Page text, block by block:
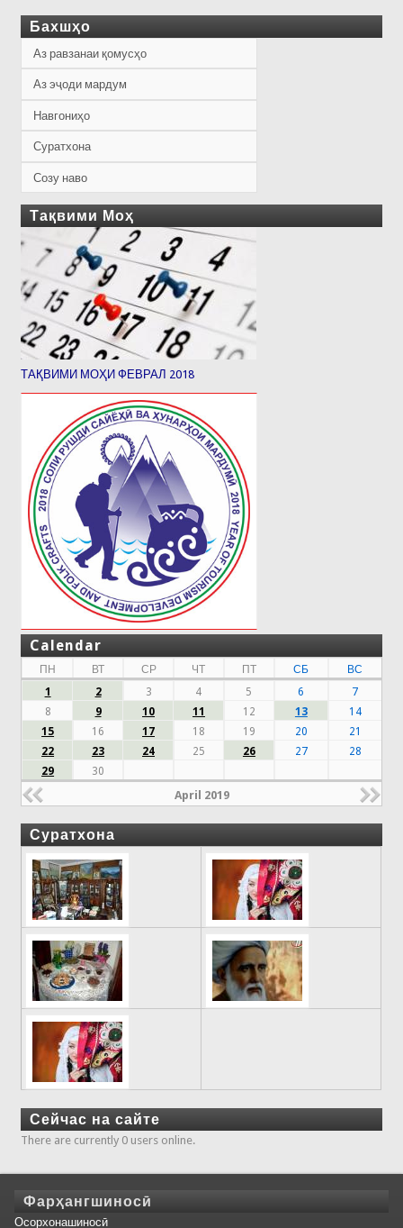
Бахшҳо
Аз равзанаи қомусҳо
Аз эҷоди мардум
Навгониҳо
Суратхона
Созу наво
Тақвими Моҳ
ТАҚВИМИ МОҲИ ФЕВРАЛ 2018
Calendar
ПН ВТ СР ЧТ ПТ СБ
ВС
1
2 3 4 5 6
7
8
9 10 11 12 13
14
15
16 17 18 19 20
21
22
23 24 25 26 27
28
29
30
April 2019
Суратхона
Сейчас на сайте
There are currently 0 users online.
Фарҳангшиносӣ
Осорхонашиносӣ